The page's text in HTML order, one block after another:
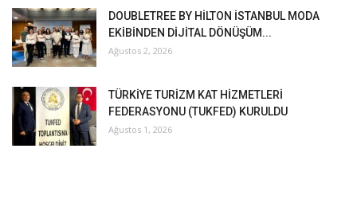
DOUBLETREE BY HİLTON İSTANBUL MODA
EKİBİNDEN DİJİTAL DÖNÜŞÜM...
Ağustos 2, 2026
TÜRKİYE TURİZM KAT HİZMETLERİ
FEDERASYONU (TUKFED) KURULDU
Ağustos 1, 2026